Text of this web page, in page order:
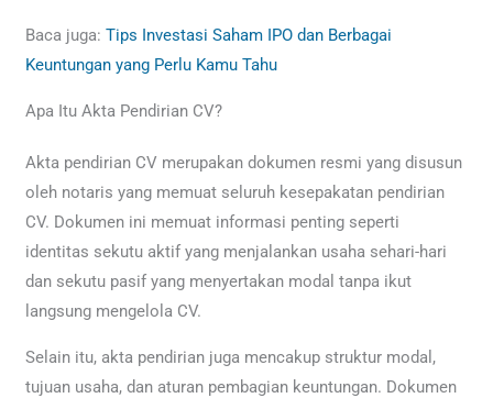
Baca juga:Tips Investasi Saham IPO dan Berbagai
Keuntungan yang Perlu Kamu Tahu
Apa Itu Akta Pendirian CV?
Akta pendirian CV merupakan dokumen resmi yang disusun
oleh notaris yang memuat seluruh kesepakatan pendirian
CV. Dokumen ini memuat informasi penting seperti
identitas sekutu aktif yang menjalankan usaha sehari-hari
dan sekutu pasif yang menyertakan modal tanpa ikut
langsung mengelola CV.
Selain itu, akta pendirian juga mencakup struktur modal,
tujuan usaha, dan aturan pembagian keuntungan. Dokumen